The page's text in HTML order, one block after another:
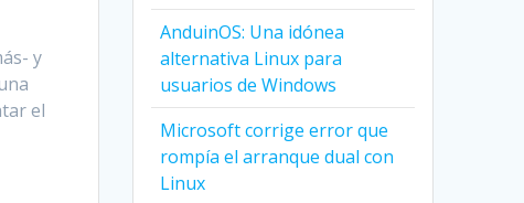
y
el
AnduinOS: Una idónea
alternativa Linux para
usuarios de Windows
Microsoft corrige error que
rompía el arranque dual con
Linux